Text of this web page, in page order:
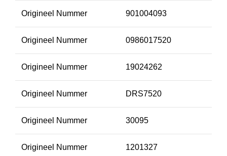
Origineel Nummer 901004093
Origineel Nummer 0986017520
Origineel Nummer 19024262
Origineel Nummer DRS7520
Origineel Nummer 30095
Origineel Nummer 1201327